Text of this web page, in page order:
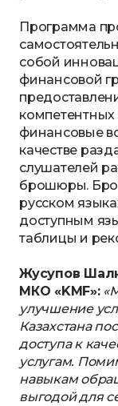
Программа
собой
финансовой
финансовые
качестве
слушателей
брошюры.
русском
доступным
таблицы и
Жусупов
МКО «KMF»:
улучшение
Казахстана
доступа к
услугам.
навыкам
выгодой для